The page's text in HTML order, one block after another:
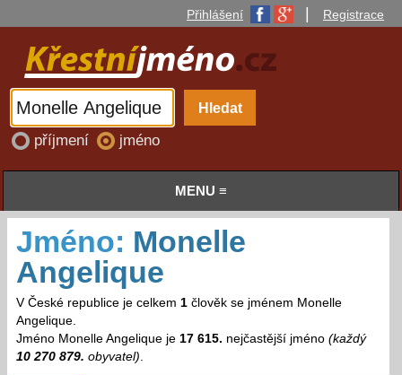
Přihlášení Registrace
příjmení jméno
MENU ≡
Jméno: Monelle
Angelique
V České republice je celkem 1člověk se jménem Monelle
Angelique.
Jméno Monelle Angelique je 17 615. nejčastější jméno (každý
10 270 879. obyvatel).